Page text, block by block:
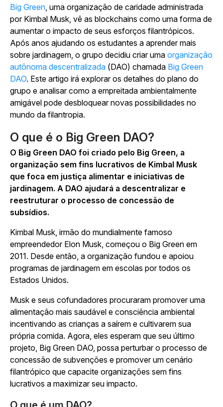
Big Green, uma organização de caridade administrada
por Kimbal Musk, vê as blockchains como uma forma de
aumentar o impacto de seus esforços filantrópicos.
Após anos ajudando os estudantes a aprender mais
sobre jardinagem, o grupo decidiu criar uma organização
autônoma descentralizada (DAO) chamada Big Green
DAO. Este artigo irá explorar os detalhes do plano do
grupo e analisar como a empreitada ambientalmente
amigável pode desbloquear novas possibilidades no
mundo da filantropia.
O que é o Big Green DAO?
O Big Green DAO foi criado pelo Big Green, a
organização sem fins lucrativos de Kimbal Musk
que foca em justiça alimentar e iniciativas de
jardinagem. A DAO ajudará a descentralizar e
reestruturar o processo de concessão de
subsídios.
Kimbal Musk, irmão do mundialmente famoso
empreendedor Elon Musk, começou o Big Green em
2011. Desde então, a organização fundou e apoiou
programas de jardinagem em escolas por todos os
Estados Unidos.
Musk e seus cofundadores procuraram promover uma
alimentação mais saudável e consciência ambiental
incentivando as crianças a saírem e cultivarem sua
própria comida. Agora, eles esperam que seu último
projeto, Big Green DAO, possa perturbar o processo de
concessão de subvenções e promover um cenário
filantrópico que capacite organizações sem fins
lucrativos a maximizar seu impacto.